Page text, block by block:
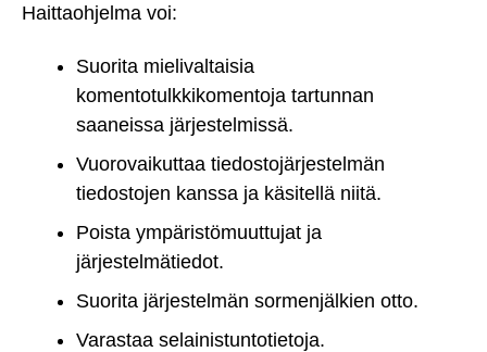
Haittaohjelma voi:
Suorita mielivaltaisia
komentotulkkikomentoja tartunnan
saaneissa järjestelmissä.
Vuorovaikuttaa tiedostojärjestelmän
tiedostojen kanssa ja käsitellä niitä.
Poista ympäristömuuttujat ja
järjestelmätiedot.
Suorita järjestelmän sormenjälkien otto.
Varastaa selainistuntotietoja.